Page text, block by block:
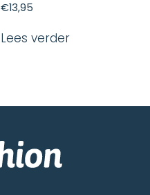
€13,95
Lees verder